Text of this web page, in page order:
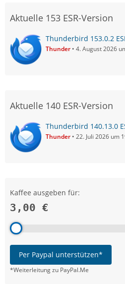
Aktuelle 153 ESR-Version
Thunderbird 153.0.2
Thunder 4. August 2026
Aktuelle 140 ESR-Version
Thunderbird 140.13.0
Thunder 22. Juli 2026 um
Kaffee ausgeben für:
3,00 €
Per Paypal unterstützen*
*Weiterleitung zu PayPal.Me